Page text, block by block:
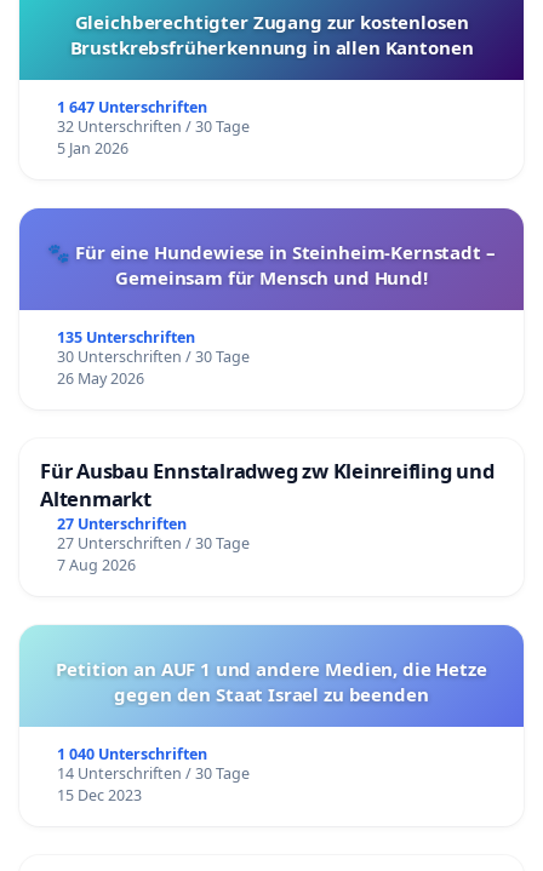
Gleichberechtigter Zugang zur kostenlosen
Brustkrebsfrüherkennung in allen Kantonen
1 647 Unterschriften
32 Unterschriften / 30 Tage
5 Jan 2026
🐾 Für eine Hundewiese in Steinheim-Kernstadt –
Gemeinsam für Mensch und Hund!
135 Unterschriften
30 Unterschriften / 30 Tage
26 May 2026
Für Ausbau Ennstalradweg zw Kleinreifling und
Altenmarkt
27 Unterschriften
27 Unterschriften / 30 Tage
7 Aug 2026
Petition an AUF 1 und andere Medien, die Hetze
gegen den Staat Israel zu beenden
1 040 Unterschriften
14 Unterschriften / 30 Tage
15 Dec 2023